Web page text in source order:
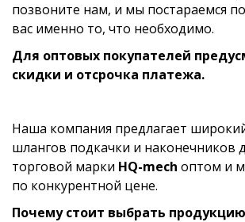
позвоните нам, и мы постараемся
вас именно то, что необходимо.
Для оптовых покупателей
скидки и отсрочка платежа.
Наша компания предлагает
шлангов подкачки и наконечников
торговой марки HQ-mech оптом и
по конкурентной цене.
Почему стоит выбрать продукцию